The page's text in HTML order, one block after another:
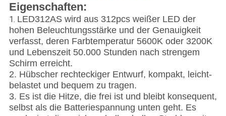
Eigenschaften:
1. LED312AS wird aus 312pcs weißer LED der
hohen Beleuchtungsstärke und der Genauigkeit
verfasst, deren Farbtemperatur 5600K oder 3200K
und Lebenszeit 50.000 Stunden nach strengem
Schirm erreicht.
2. Hübscher rechteckiger Entwurf, kompakt, leicht-
belastet und bequem zu tragen.
3. Es ist die Hitze, die frei ist und bleibt konsequent,
selbst als die Batteriespannung unten geht. Es